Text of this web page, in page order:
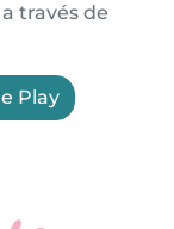
través de
Play